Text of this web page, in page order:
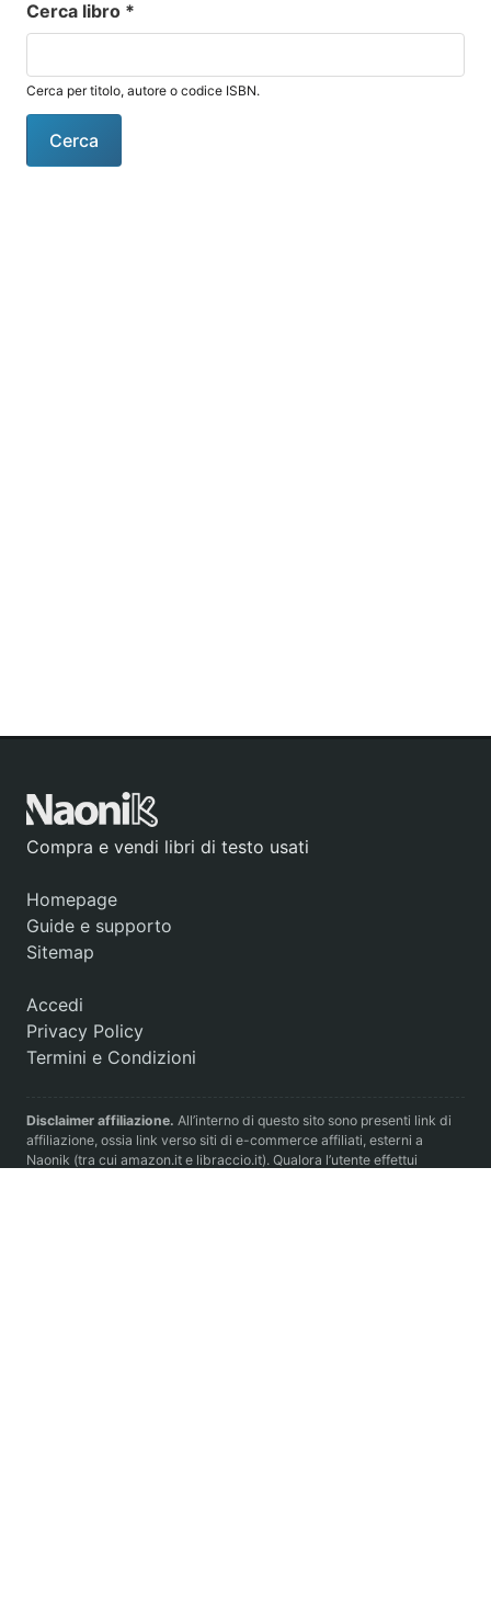
Cerca libro *
Cerca per titolo, autore o codice ISBN.
Compra e vendi libri di testo usati
Homepage
Guide e supporto
Sitemap
Accedi
Privacy Policy
Termini e Condizioni